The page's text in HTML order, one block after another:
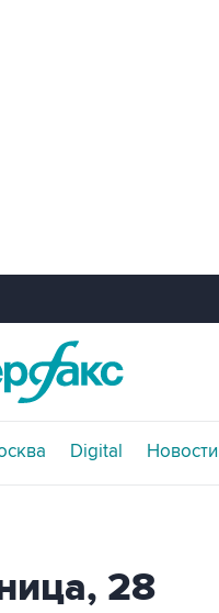
Digital Новости
28